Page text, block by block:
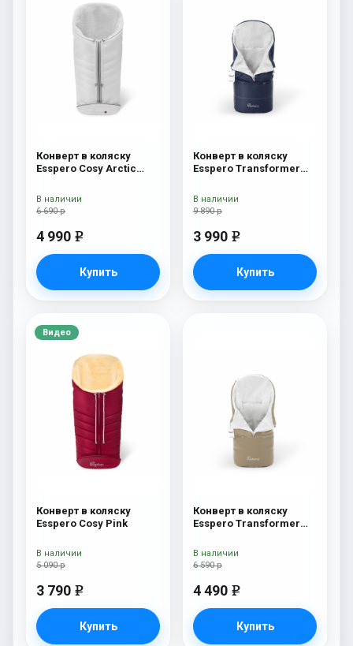
Конверт в коляску
Esspero Cosy Arctic
6 690 р
4 990 e
Купить
В наличии
Конверт в коляску
Esspero Transformer
100% шерсть) Navy
9 890 р
3 990 e
Купить
В наличии
Видео
Конверт в коляску
Esspero Cosy Pink
5 090 р
3 790 e
Купить
В наличии
Конверт в коляску
Esspero Transformer
100% шерсть)
Cappuccino
6 590 р
4 490 e
Купить
В наличии